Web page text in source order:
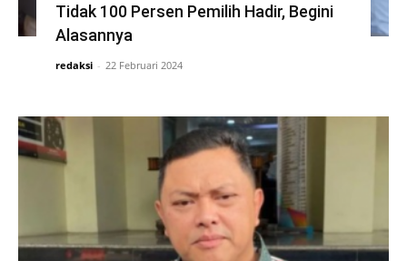
Tidak 100 Persen Pemilih Hadir, Begini
Alasannya
redaksi - 22 Februari 2024